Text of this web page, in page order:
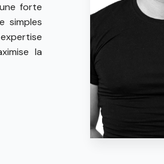
forte
simples
la